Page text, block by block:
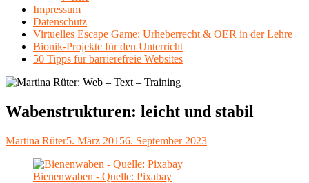
Impressum
Datenschutz
Virtuelles Escape Game: Urheberrecht & OER in der Lehre
Bionik-Projekte für den Unterricht
50 Tipps für barrierefreie Websites
Wabenstrukturen: leicht und stabil
Autor
Martina RüterVeröffentlicht
5. März 20156. September 2023
Bienenwaben - Quelle: Pixabay